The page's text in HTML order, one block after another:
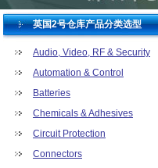
英国2号仓库产品分类选型
Audio, Video, RF & Security
Automation & Control
Batteries
Chemicals & Adhesives
Circuit Protection
Connectors